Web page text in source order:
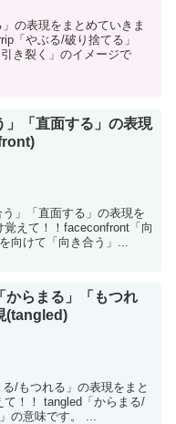
の表現をまとめていきま
「やぶる/破り捨てる」
き裂く」のイメージで
」「直面する」の表現
」「直面する」の表現を
えて！！faceconfront「向
向けて「向き合う」...
からまる」「もつれ
(tangled)
/もつれる」の表現をまと
！！ tangled「からまる/
の意味です。 ...